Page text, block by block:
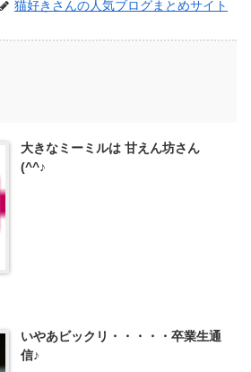
猫好きさんの人気ブログまとめサイト
大きなミーミルは 甘えん坊さん
(^^♪
いやあビックリ・・・・・卒業生通
信♪